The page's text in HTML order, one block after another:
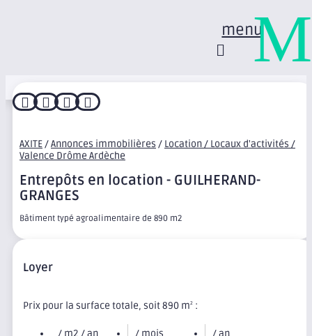
menu
   
AXITE/Annonces immobilières / Location / Locaux d'activités /
Valence Drôme Ardèche
Entrepôts en location - GUILHERAND-
GRANGES
Bâtiment typé agroalimentaire de 890 m2
Loyer
Prix pour la surface totale, soit 890 m2 :
M